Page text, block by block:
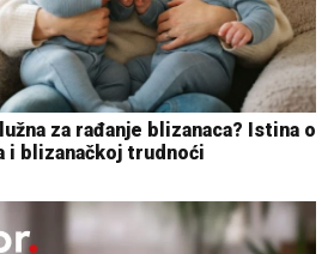
za rađanje blizanaca? Istina o
i blizanačkoj trudnoći